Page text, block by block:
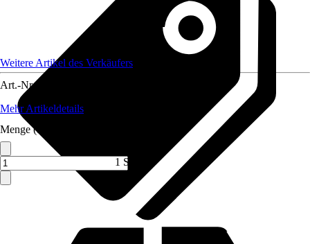
Weitere Artikel des Verkäufers
Art.-Nr.
Mehr Artikeldetails
Menge (ST)
1 ST